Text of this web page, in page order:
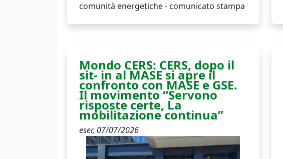
comunità energetiche - comunicato stampa
Mondo CERS: CERS, dopo il
sit- in al MASE si apre il
confronto con MASE e GSE.
Il movimento “Servono
risposte certe, La
mobilitazione continua”
eser, 07/07/2026